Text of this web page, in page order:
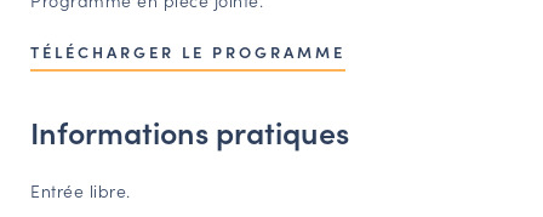
VOUS ÊTES…
Responsables de structures
TÉLÉCHARGER LE PROGRAMME
Informations pratiques
Entrée libre.